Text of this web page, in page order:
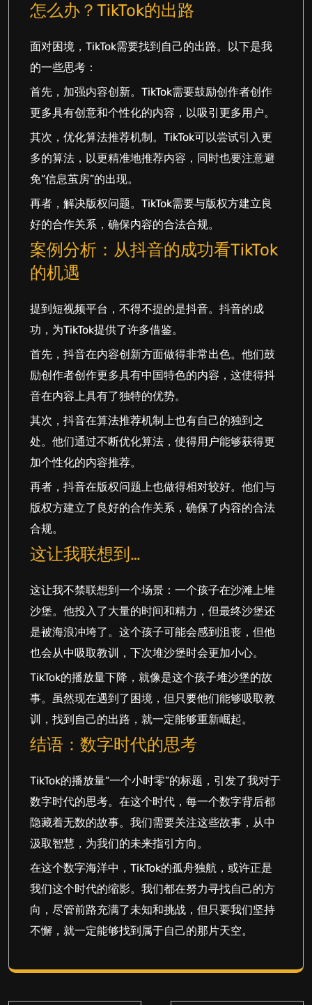
怎么办？TikTok的出路
面对困境，TikTok需要找到自己的出路。以下是我
的一些思考：
首先，加强内容创新。TikTok需要鼓励创作者创作
更多具有创意和个性化的内容，以吸引更多用户。
其次，优化算法推荐机制。TikTok可以尝试引入更
多的算法，以更精准地推荐内容，同时也要注意避
免“信息茧房”的出现。
再者，解决版权问题。TikTok需要与版权方建立良
好的合作关系，确保内容的合法合规。
案例分析：从抖音的成功看TikTok
的机遇
提到短视频平台，不得不提的是抖音。抖音的成
功，为TikTok提供了许多借鉴。
首先，抖音在内容创新方面做得非常出色。他们鼓
励创作者创作更多具有中国特色的内容，这使得抖
音在内容上具有了独特的优势。
其次，抖音在算法推荐机制上也有自己的独到之
处。他们通过不断优化算法，使得用户能够获得更
加个性化的内容推荐。
再者，抖音在版权问题上也做得相对较好。他们与
版权方建立了良好的合作关系，确保了内容的合法
合规。
这让我联想到…
这让我不禁联想到一个场景：一个孩子在沙滩上堆
沙堡。他投入了大量的时间和精力，但最终沙堡还
是被海浪冲垮了。这个孩子可能会感到沮丧，但他
也会从中吸取教训，下次堆沙堡时会更加小心。
TikTok的播放量下降，就像是这个孩子堆沙堡的故
事。虽然现在遇到了困境，但只要他们能够吸取教
训，找到自己的出路，就一定能够重新崛起。
结语：数字时代的思考
TikTok的播放量“一个小时零”的标题，引发了我对于
数字时代的思考。在这个时代，每一个数字背后都
隐藏着无数的故事。我们需要关注这些故事，从中
汲取智慧，为我们的未来指引方向。
在这个数字海洋中，TikTok的孤舟独航，或许正是
我们这个时代的缩影。我们都在努力寻找自己的方
向，尽管前路充满了未知和挑战，但只要我们坚持
不懈，就一定能够找到属于自己的那片天空。